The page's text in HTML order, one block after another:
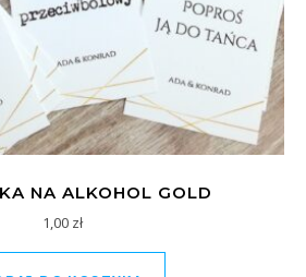
NA ALKOHOL GOLD
1,00 zł